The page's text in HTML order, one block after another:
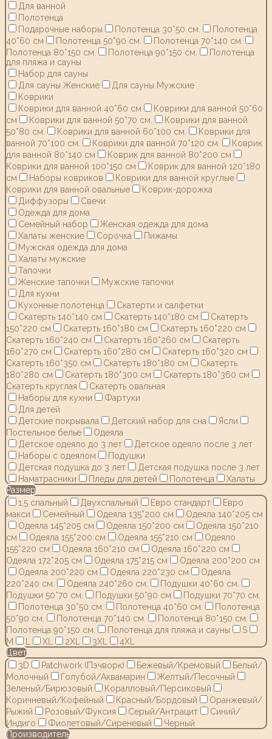
Для ванной
Полотенца
Подарочные наборы
Полотенца 30*50 см.
Полотенца
40*60 см
Полотенца 50*90 см.
Полотенца 70*140 см.
Полотенца 80*150 см.
Полотенца 90*150 см.
Полотенца
для пляжа и сауны
Набор для сауны
Для сауны Женские
Для сауны Мужские
Коврики
Коврики для ванной 40*60 см
Коврики для ванной 50*60
см
Коврики для ванной 50*70 см.
Коврики для ванной
50*80 см.
Коврики для ванной 60*100 см.
Коврики для
ванной 70*100 см.
Коврики для ванной 70*120 см.
Коврик
для ванной 80*140 см
Коврик для ванной 80*200 см
Коврики для ванной 100*150 см
Коврик для ванной 120*180
см
Наборы ковриков
Коврики для ванной круглые
Коврики для ванной овальные
Коврик-дорожка
Диффузоры
Свечи
Одежда для дома
Семейный набор
Женская одежда для дома
Халаты женские
Сорочка
Пижамы
Мужская одежда для дома
Халаты мужские
Тапочки
Женские тапочки
Мужские тапочки
Для кухни
Кухонные полотенца
Скатерти и салфетки
Скатерть 140*140 см
Скатерть 140*180 см
Скатерть
150*220 см
Скатерть 160*180 см
Скатерть 160*220 см
Скатерть 160*240 см
Скатерть 160*260 см
Скатерть
160*270 см
Скатерть 160*280 см
Скатерть 160*320 см
Скатерть 160*350 см
Скатерть 180*180 см
Скатерть
180*280 см
Скатерть 180*300 см
Скатерть 180*360 см
Скатерть круглая
Скатерть овальная
Наборы для кухни
Фартуки
Для детей
Детские покрывала
Детский набор для сна
Ясли
Постельное белье
Одеяла
Детское одеяло до 3 лет
Детское одеяло после 3 лет
Наборы с одеялом
Подушки
Детская подушка до 3 лет
Детская подушка после 3 лет
Наматрасники
Пледы для детей Полотенца
Халаты
Размер
1,5 спальный
Двухспальный Евро стандарт
Евро
макси
Семейный Одеяла 135*200 см
Одеяла 140*205 см
Одеяла 145*205 см
Одеяла 150*200 см
Одеяла 150*210
см
Одеяла 155*200 см Одеяла 155*210 см
Одеяло
155*220 см
Одеяла 160*210 см
Одеяла 160*220 см
Одеяла 172*205 см
Одеяла 175*215 см
Одеяла 200*200 см
Одеяла 200*220 см
Одеяла 220*230 см
Одеяла
220*240 см.
Одеяла 240*260 см.
Подушки 40*60 см.
Подушки 50*70 см.
Подушки 50*90 см
Подушки 70*70 см.
Полотенца 30*50 см.
Полотенца 40*60 см.
Полотенца
50*90 см.
Полотенца 70*140 см.
Полотенца 80*150 см.
Полотенца 90*150 см.
Полотенца для пляжа и сауны
S
M
XL 2XL 3XL
4XL
Цвет
3D
Patchwork (Пэчворк) Бежевый/Кремовый
Белый/
Молочный
Голубой/Аквамарин
Желтый/Песочный
Зеленый/Бирюзовый
Коралловый/Персиковый
Коричневый/Кофейный
Красный/Бордовый
Оранжевый/
Рыжий
Розовый/Фуксия Серый/Антрацит
Синий/
Индиго
Фиолетовый/Сиреневый
Черный
Производитель